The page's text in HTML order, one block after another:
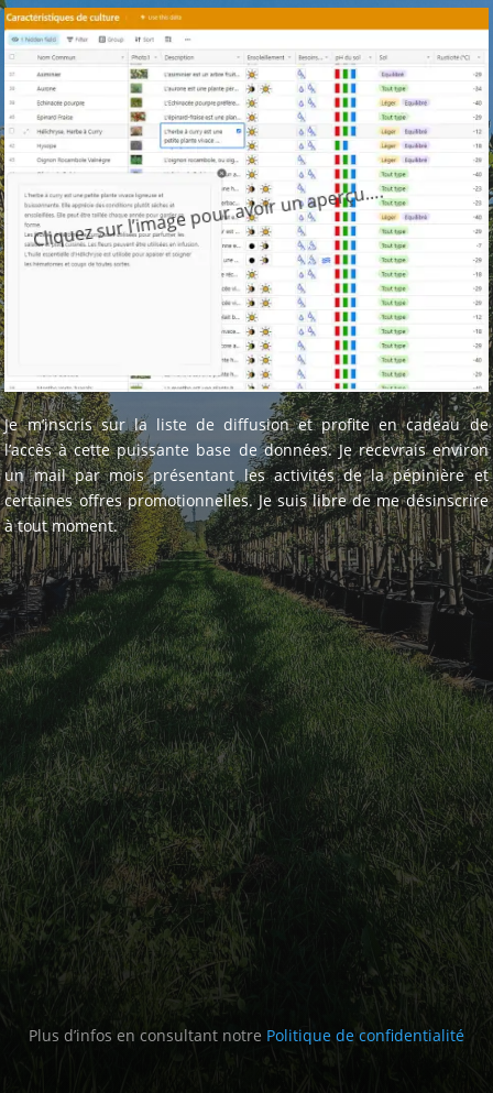
Cliquez sur l’image pour avoir un aperçu….
Je m’inscris sur la liste de diffusion et profite en cadeau de
l’accès à cette puissante base de données. Je recevrais environ
un mail par mois présentant les activités de la pépinière et
certaines offres promotionnelles. Je suis libre de me désinscrire
à tout moment.
Plus d’infos en consultant notre Politique de confidentialité